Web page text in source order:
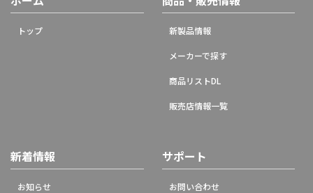
トップ 新製品情報
メーカーで探す
商品リストDL
販売店情報一覧
新着情報
お知らせ
サポート
お問い合わせ